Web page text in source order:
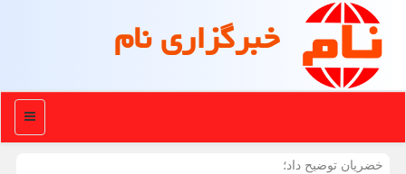
خبرگزاری نام
منو
خضریان توضیح داد؛